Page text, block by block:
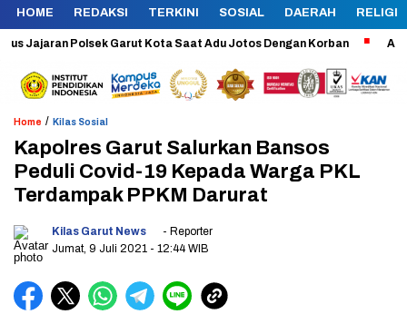
HOME REDAKSI TERKINI SOSIAL DAERAH RELIGI
Polsek Garut Kota Saat Adu Jotos Dengan Korban Aman dan
Home / Kilas Sosial
Kapolres Garut Salurkan Bansos
Peduli Covid-19 Kepada Warga PKL
Terdampak PPKM Darurat
Kilas Garut News
- Reporter
Jumat, 9 Juli 2021 - 12:44 WIB